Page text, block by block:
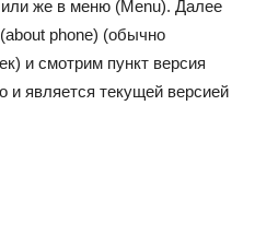
или же в меню (Menu). Далее
phone) (обычно
и смотрим пункт версия
и является текущей версией